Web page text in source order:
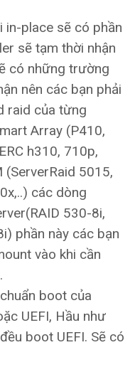
in-place sẽ có phần
sẽ tạm thời nhận
có những trường
nên các bạn phải
raid của từng
Array (P410,
h310, 710p,
5015,
các dòng
530-8i,
phần này các bạn
vào khi cần
boot của
UEFI, Hầu như
boot UEFI. Sẽ có